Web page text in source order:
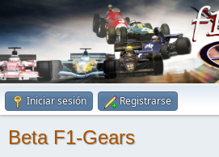
Iniciar sesión Registrarse
Beta F1-Gears